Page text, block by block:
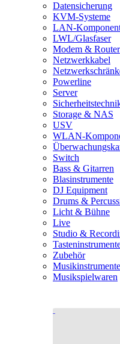
Datensicherung
KVM-Systeme
LAN-
LWL/Glasfaser
Modem & Router
Netzwerkkabel
Powerline
Server
Storage & NAS
USV
WLAN-
Switch
Bass & Gitarren
Blasinstrumente
DJ Equipment
Drums &
Licht & Bühne
Live
Studio &
Zubehör
Musikspielwaren